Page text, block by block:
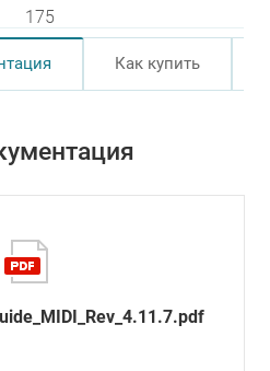
175
Как купить